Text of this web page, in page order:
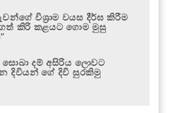
විශ්‍රාම වයස දීර්ඝ කිරීම
කිරි කළයට ගොම මුසු
දම් අසිරිය ලොවට
දිවියන් ගේ දිවි සුරකිමු